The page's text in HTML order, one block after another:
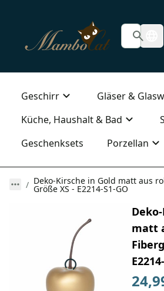
Geschirr
Gläser &
Küche, Haushalt & Bad
Geschenksets
Porzellan
Deko-Kirsche in Gold matt aus
Größe XS - E2214-S1-GO
matt